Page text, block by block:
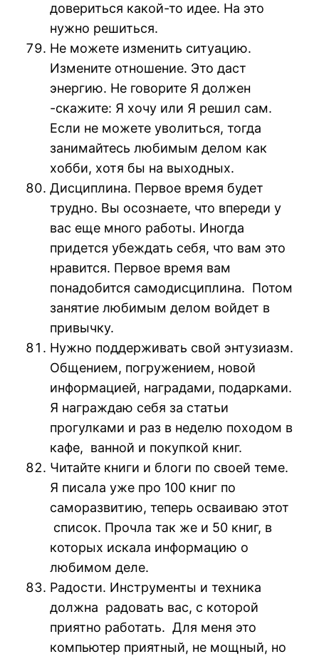
довериться какой-то идее. На это
нужно решиться.
Не можете изменить ситуацию.
Измените отношение. Это даст
энергию. Не говорите Я должен
-скажите: Я хочу или Я решил сам.
Если не можете уволиться, тогда
занимайтесь любимым делом как
хобби, хотя бы на выходных.
Дисциплина. Первое время будет
трудно. Вы осознаете, что впереди у
вас еще много работы. Иногда
придется убеждать себя, что вам это
нравится. Первое время вам
понадобится самодисциплина. Потом
занятие любимым делом войдет в
привычку.
Нужно поддерживать свой энтузиазм.
Общением, погружением, новой
информацией, наградами, подарками.
Я награждаю себя за статьи
прогулками и раз в неделю походом в
кафе, ванной и покупкой книг.
Читайте книги и блоги по своей теме.
Я писала уже про 100 книг по
саморазвитию, теперь осваиваю этот
список. Прочла так же и 50 книг, в
которых искала информацию о
любимом деле.
Радости. Инструменты и техника
должна радовать вас, с которой
приятно работать. Для меня это
компьютер приятный, не мощный, но